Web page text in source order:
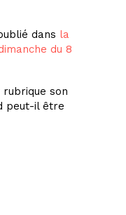
dans la
du 8
son
peut-il être